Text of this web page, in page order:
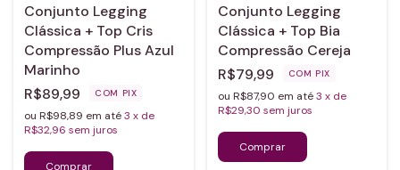
Conjunto Legging
Clássica + Top Cris
Compressão Plus Azul
Marinho
R$89,99
COM PIX
ou R$98,89 em até3 x de
R$32,96 sem juros
Conjunto Legging
Clássica + Top Bia
Compressão Cereja
R$79,99
COM PIX
ou R$87,90 em até3 x de
R$29,30 sem juros